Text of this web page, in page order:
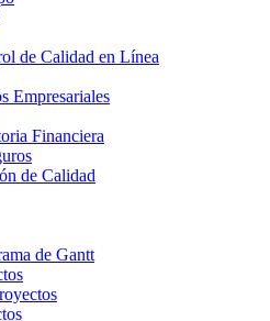
de Calidad en Línea
Empresariales
Financiera
de Calidad
de Gantt